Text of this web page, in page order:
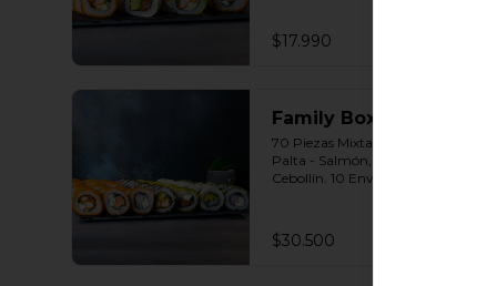
Queso - Salmón, palta, cebollín.
Incluye: 2 Salsa soya 2 Salsa
$17.990
Family Box
70 Piezas Mixtas 10 Envuelto
Palta - Salmón, Queso crema ,
Cebollín. 10 Envuelto Sésamo -
10 Envuelto Ciboulette -
Camarón, queso crema, cebollín.
$30.500